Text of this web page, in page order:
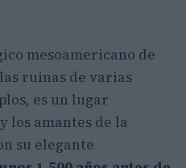
mesoamericano de
ruinas de varias
es un lugar
los amantes de la
su elegante